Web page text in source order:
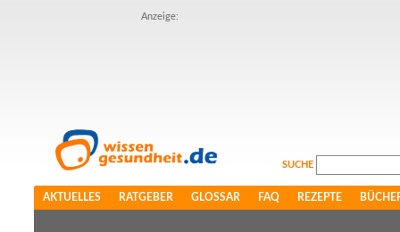
Anzeige:
SUCHE
AKTUELLES RATGEBER GLOSSAR FAQ REZEPTE